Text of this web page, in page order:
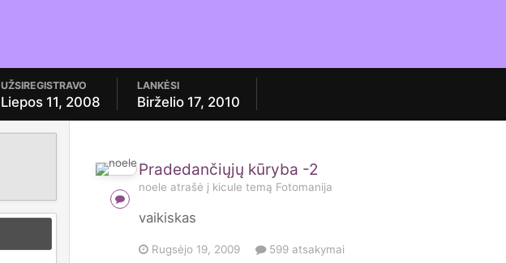
UŽSIREGISTRAVO
Liepos 11, 2008
LANKĖSI
Birželio 17, 2010
Pradedančiųjų kūryba -2
noele atrašė į kicule temą Fotomanija
vaikiskas
Rugsėjo 19, 2009 599 atsakymai